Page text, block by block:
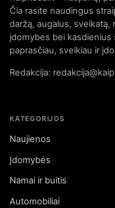
Čia rasite naudingus
daržą, augalus,
įdomybes bei
paprasčiau, sveikiau ir
Redakcija:
KATEGORIJOS
Naujienos
Įdomybės
Namai ir buitis
Automobiliai